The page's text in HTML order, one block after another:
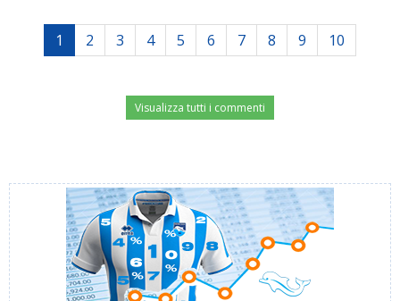
1 2 3 4 5 6 7 8 9 10
Visualizza tutti i commenti